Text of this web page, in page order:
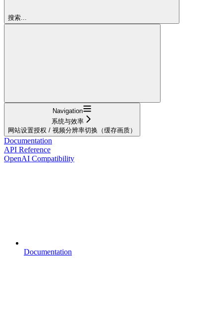
搜索...
Navigation
系统与效率
网站设置授权 / 视频分辨率切换（缓存画质）
Documentation
API Reference
OpenAI Compatibility
Documentation